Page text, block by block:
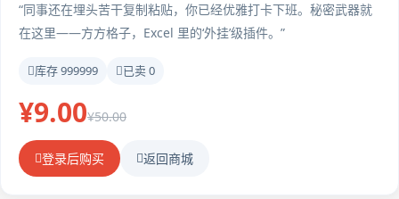
“同事还在埋头苦干复制粘贴，你已经优雅打卡下班。秘密武器就
在这里——方方格子，Excel 里的‘外挂’级插件。”
库存 999999 已卖 0
¥9.00¥50.00
登录后购买 返回商城